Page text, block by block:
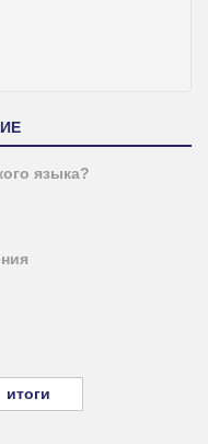
языка?
итоги